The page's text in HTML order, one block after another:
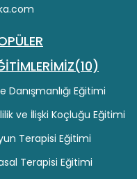
Danışmanlığı Eğitimi
ve İlişki Koçluğu Eğitimi
Terapisi Eğitimi
Terapisi Eğitimi